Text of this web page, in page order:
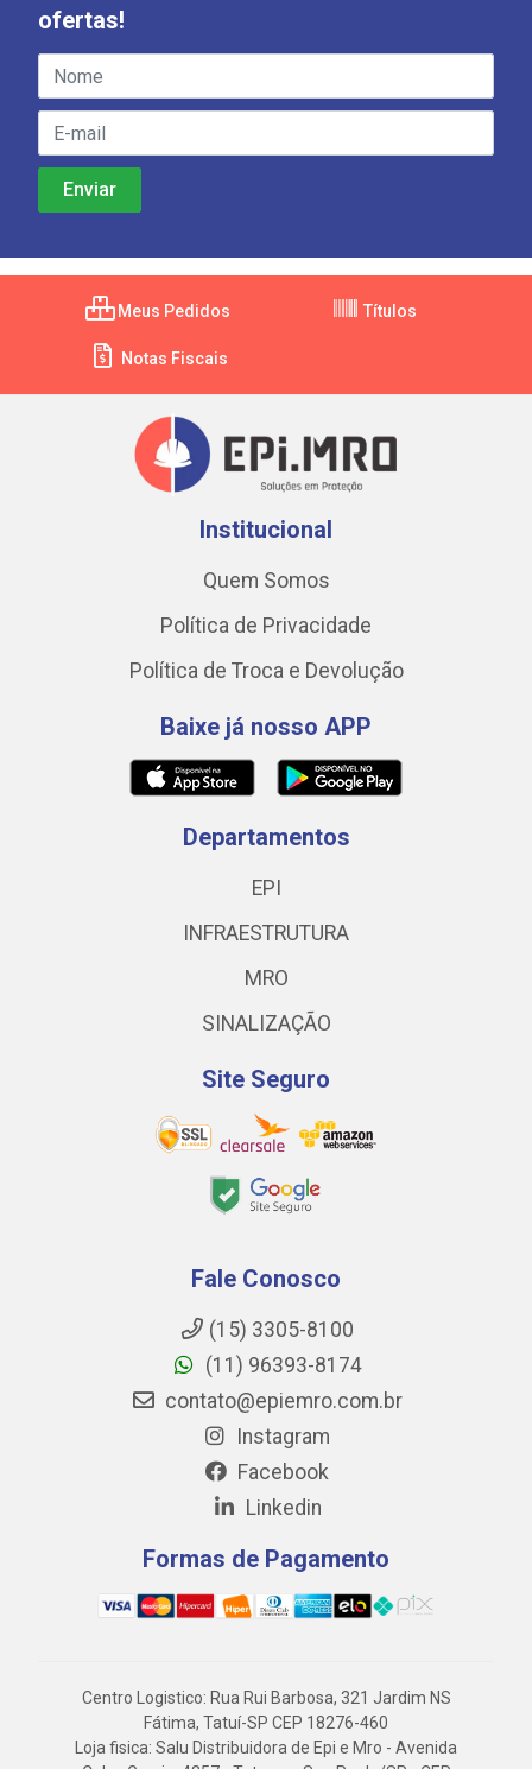
ofertas!
Meus Pedidos Títulos
Notas Fiscais
Institucional
Quem Somos
Política de Privacidade
Política de Troca e Devolução
Baixe já nosso APP
Departamentos
EPI
INFRAESTRUTURA
MRO
SINALIZAÇÃO
Site Seguro
Fale Conosco
(15) 3305-8100
(11) 96393-8174
contato@epiemro.com.br
Instagram
Facebook
Linkedin
Formas de Pagamento
Centro Logistico: Rua Rui Barbosa, 321 Jardim NS
Fátima, Tatuí-SP CEP 18276-460
Loja fisica: Salu Distribuidora de Epi e Mro - Avenida